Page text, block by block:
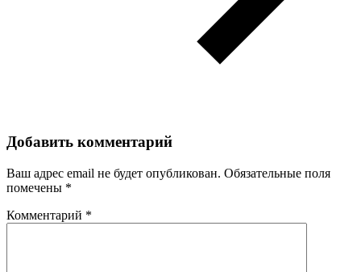
Добавить комментарий
Ваш адрес email не будет опубликован. Обязательные поля
помечены *
Комментарий *